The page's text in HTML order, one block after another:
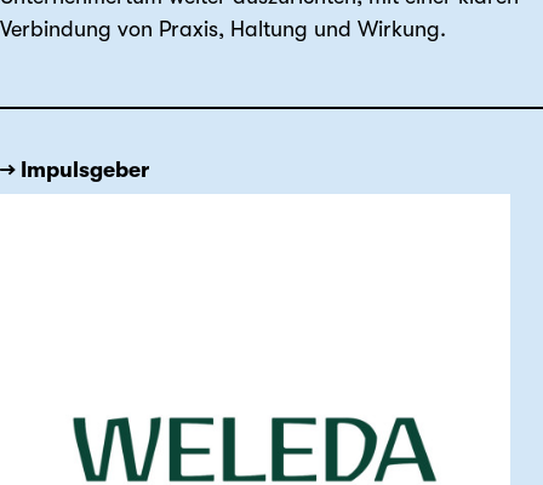
Verbindung von Praxis, Haltung und Wirkung.
→ Impulsgeber